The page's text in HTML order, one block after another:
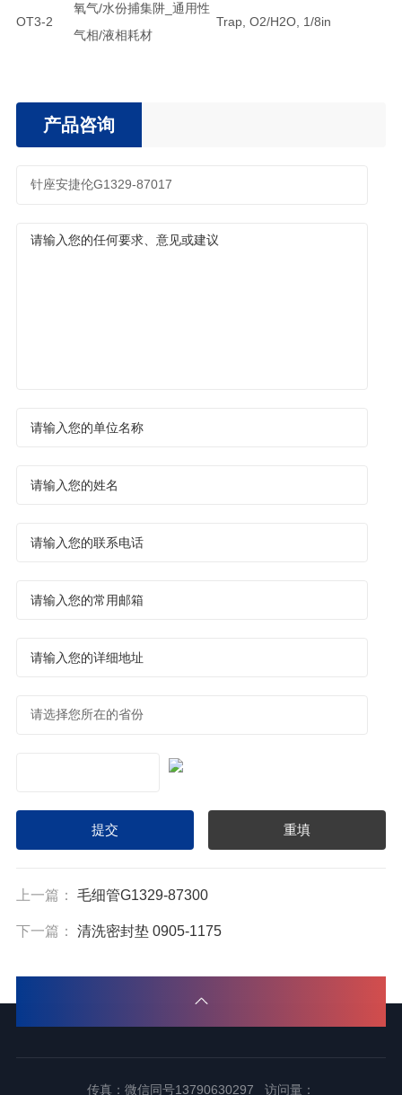
OT3-2
氧气/水份捕集阱_通用性
气相/液相耗材
Trap, O2/H2O, 1/8in
产品咨询
上一篇： 毛细管G1329-87300
下一篇： 清洗密封垫 0905-1175
传真：微信同号13790630297 访问量：